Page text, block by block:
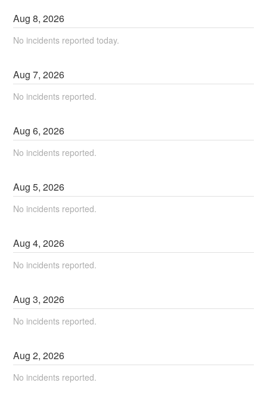
Aug8,2026
No incidents reported today.
Aug7,2026
No incidents reported.
Aug6,2026
No incidents reported.
Aug5,2026
No incidents reported.
Aug4,2026
No incidents reported.
Aug3,2026
No incidents reported.
Aug2,2026
No incidents reported.